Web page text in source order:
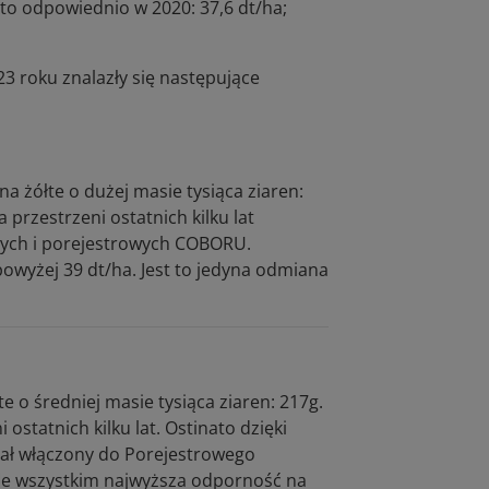
odpowiednio w 2020: 37,6 dt/ha;
roku znalazły się następujące
żółte o dużej masie tysiąca ziaren:
przestrzeni ostatnich kilku lat
i porejestrowych COBORU.
39 dt/ha. Jest to jedyna odmiana
o średniej masie tysiąca ziaren: 217g.
ostatnich kilku lat. Ostinato dzięki
włączony do Porejestrowego
wszystkim najwyższa odporność na